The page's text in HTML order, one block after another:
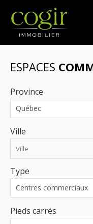
Emplois
ESPACES
Province
Ville
Type
Pieds carrés